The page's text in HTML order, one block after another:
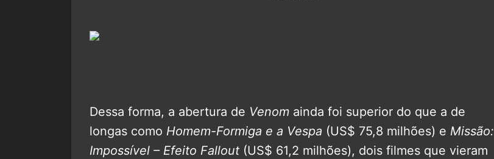
Dessa forma, a abertura de Venom ainda foi superior do que a de
longas como Homem-Formiga e a Vespa (US$ 75,8 milhões) e Missão:
Impossível – Efeito Fallout (US$ 61,2 milhões), dois filmes que vieram